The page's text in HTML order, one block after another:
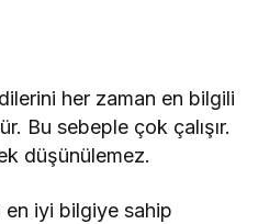
her zaman en bilgili
Bu sebeple çok çalışır.
düşünülemez.
iyi bilgiye sahip